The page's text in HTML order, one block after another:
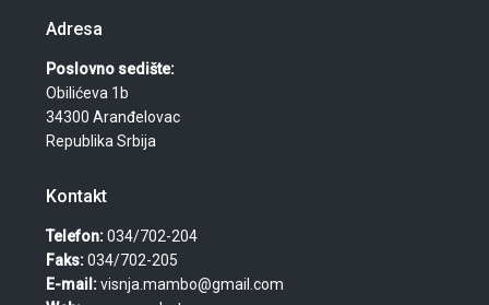
Adresa
Poslovno sedište:
Obilićeva 1b
34300 Aranđelovac
Republika Srbija
Kontakt
Telefon:034/702-204
Faks:034/702-205
E-mail:visnja.mambo@gmail.com